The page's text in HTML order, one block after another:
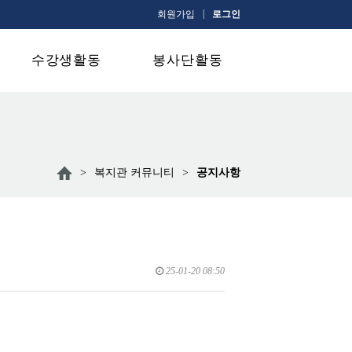
회원가입 로그인
수강생활동 봉사단활동
> 복지관 커뮤니티 > 공지사항
25-01-20 08:50